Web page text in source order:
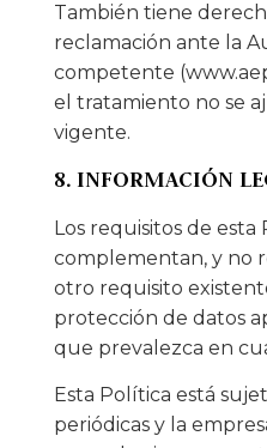
También tiene
reclamación ante la
competente
el tratamiento no se
vigente.
8. INFORMACIÓN
Los requisitos de esta
complementan, y no
otro requisito
protección de datos
que prevalezca en
Esta Política está
periódicas y la